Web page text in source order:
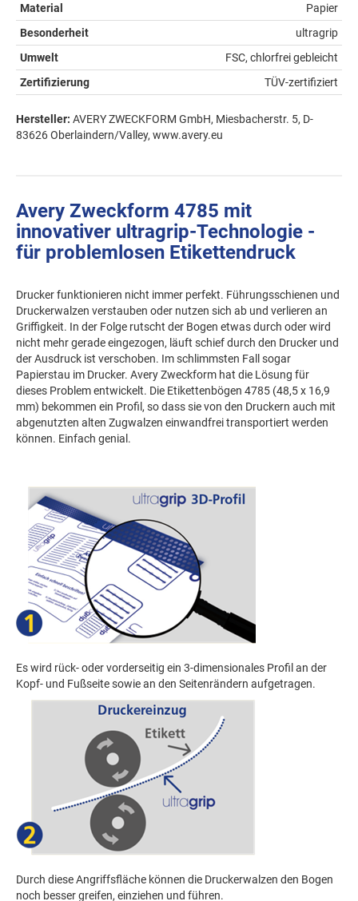
Material
Papier
Besonderheit
ultragrip
Umwelt
FSC, chlorfrei gebleicht
Zertifizierung
TÜV-zertifiziert
Hersteller: AVERY ZWECKFORM GmbH, Miesbacherstr. 5, D-
83626 Oberlaindern/Valley, www.avery.eu
Avery Zweckform 4785 mit
innovativer ultragrip-Technologie -
für problemlosen Etikettendruck
Drucker funktionieren nicht immer perfekt. Führungsschienen und
Druckerwalzen verstauben oder nutzen sich ab und verlieren an
Griffigkeit. In der Folge rutscht der Bogen etwas durch oder wird
nicht mehr gerade eingezogen, läuft schief durch den Drucker und
der Ausdruck ist verschoben. Im schlimmsten Fall sogar
Papierstau im Drucker. Avery Zweckform hat die Lösung für
dieses Problem entwickelt. Die Etikettenbögen 4785 (48,5 x 16,9
mm) bekommen ein Profil, so dass sie von den Druckern auch mit
abgenutzten alten Zugwalzen einwandfrei transportiert werden
können. Einfach genial.
Es wird rück- oder vorderseitig ein 3-dimensionales Profil an der
Kopf- und Fußseite sowie an den Seitenrändern aufgetragen.
Durch diese Angriffsfläche können die Druckerwalzen den Bogen
noch besser greifen, einziehen und führen.